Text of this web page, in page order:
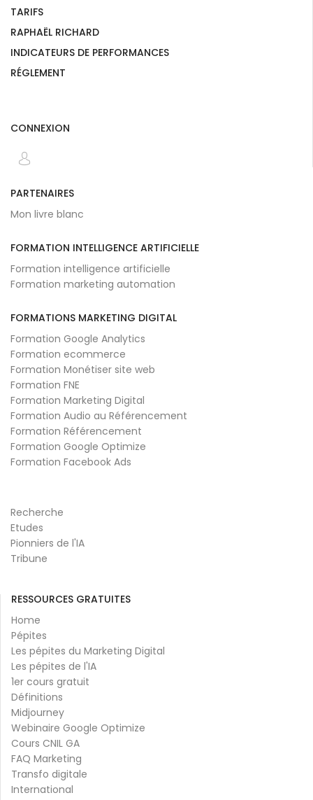
TARIFS
RAPHAËL RICHARD
INDICATEURS DE PERFORMANCES
RÉGLEMENT
CONNEXION
PARTENAIRES
Mon livre blanc
FORMATION INTELLIGENCE ARTIFICIELLE
Formation intelligence artificielle
Formation marketing automation
FORMATIONS MARKETING DIGITAL
Formation Google Analytics
Formation ecommerce
Formation Monétiser site web
Formation FNE
Formation Marketing Digital
Formation Audio au Référencement
Formation Référencement
Formation Google Optimize
Formation Facebook Ads
Recherche
Etudes
Pionniers de l'IA
Tribune
RESSOURCES GRATUITES
Home
Pépites
Les pépites du Marketing Digital
Les pépites de l'IA
1er cours gratuit
Définitions
Midjourney
Webinaire Google Optimize
Cours CNIL GA
FAQ Marketing
Transfo digitale
International